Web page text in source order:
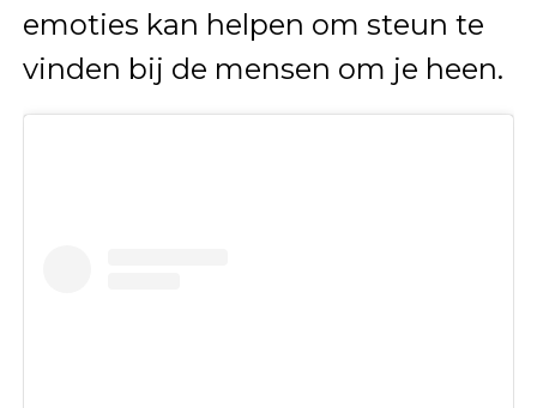
emoties kan helpen om steun te
vinden bij de mensen om je heen.